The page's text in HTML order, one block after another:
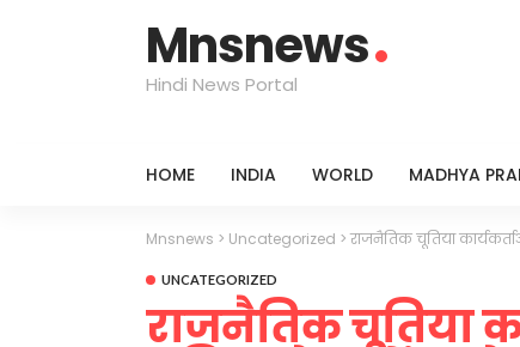
Mnsnews
Hindi News Portal
HOME INDIA WORLD MADHYA
Mnsnews > Uncategorized > राजनैतिक चूतिया
UNCATEGORIZED
राजनैतिक चूतिया